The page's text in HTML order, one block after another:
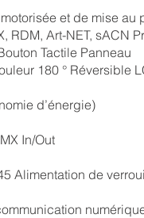
et de mise au
RDM, Art-NET, sACN
Tactile Panneau
180 ° Réversible
d’énergie)
In/Out
Alimentation de